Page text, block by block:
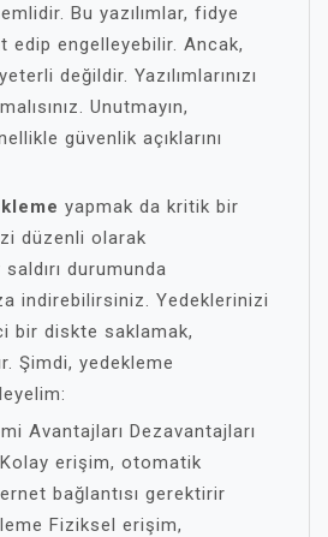
Bu yazılımlar, fidye
edip engelleyebilir. Ancak,
değildir. Yazılımlarınızı
Unutmayın,
güvenlik açıklarını
yapmak da kritik bir
düzenli olarak
durumunda
indirebilirsiniz. Yedeklerinizi
bir diskte saklamak,
Şimdi, yedekleme
Avantajları Dezavantajları
erişim, otomatik
bağlantısı gerektirir
Fiziksel erişim,